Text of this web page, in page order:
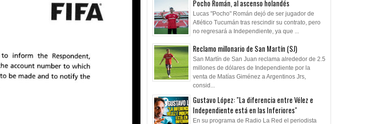
Pocho Román, al ascenso holandés
Lucas "Pocho" Román dejó de ser jugador de
Atlético Tucumán tras rescindir su contrato, pero
no regresará a Independiente, ya que ...
Reclamo millonario de San Martín (SJ)
San Martín de San Juan reclama alrededor de 2.5
millones de dólares de Independiente por la
venta de Matías Giménez a Argentinos Jrs,
consid...
Gustavo López: "La diferencia entre Vélez e
Independiente está en las Inferiores"
En su programa de Radio La Red el periodista